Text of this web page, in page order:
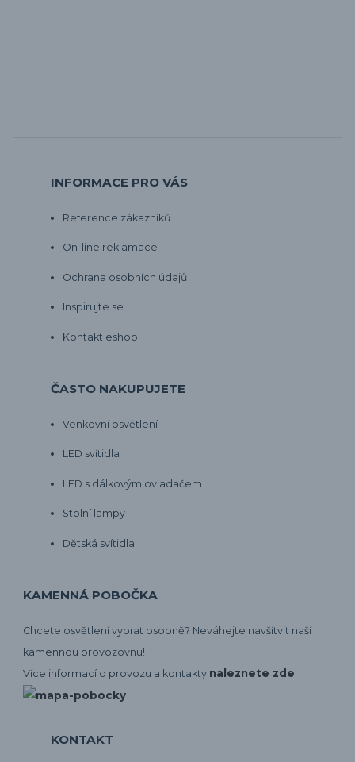
INFORMACE PRO VÁS
Reference zákazníků
On-line reklamace
Ochrana osobních údajů
Inspirujte se
Kontakt eshop
ČASTO NAKUPUJETE
Venkovní osvětlení
LED svítidla
LED s dálkovým ovladačem
Stolní lampy
Dětská svítidla
KAMENNÁ POBOČKA
Chcete osvětlení vybrat osobně? Neváhejte navšítvit naší
kamennou provozovnu!
Více informací o provozu a kontakty naleznete zde
KONTAKT